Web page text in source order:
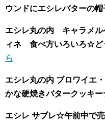
ウンドにエシレバターの
エシレ丸の内 キャラメ
ィネ 食べ方いろいろ☆ど
ら
エシレ丸の内 ブロワイエ
かな硬焼きバタークッキ
エシレ サブレ☆午前中で